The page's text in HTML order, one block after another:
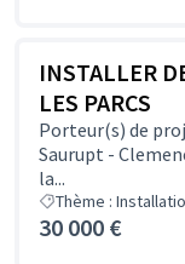
INSTALLER
LES PARCS
Porteur(s) de
Saurupt -
la...
Thème :
30 000 €